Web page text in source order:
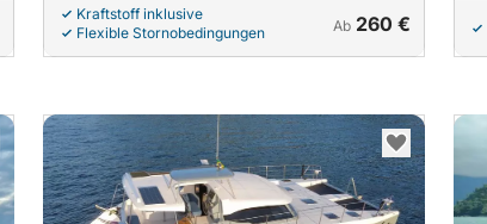
Kraftstoff inklusive
Flexible Stornobedingungen
Ab 260 €